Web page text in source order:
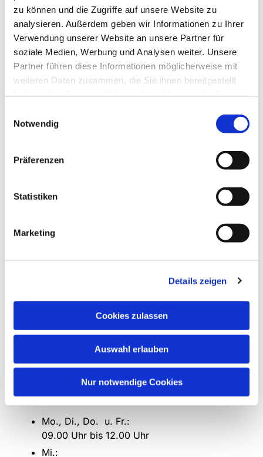
zu können und die Zugriffe auf unsere Website zu
analysieren. Außerdem geben wir Informationen zu Ihrer
Verwendung unserer Website an unsere Partner für
soziale Medien, Werbung und Analysen weiter. Unsere
Partner führen diese Informationen möglicherweise mit
weiteren Daten zusammen, die Sie ihnen bereitgestellt
Notwendig
Präferenzen
Statistiken
Marketing
Details zeigen
Cookies zulassen
Auswahl erlauben
Nur notwendige Cookies
Pfarrer
Siegfried Erbslöh
Daniela Kirschkowsk
Jörg Krunke
Personalplanungsraum
Barbara Seydich
45772 Marl
02365 - 96 03 0
E-mail:re-kg-marl-stadt-
kirchengemeinde@ekvw.de
Öffnungzeiten:
Mo., Di., Do. u. Fr.:
09.00 Uhr bis 12.00 Uhr
Mi.: